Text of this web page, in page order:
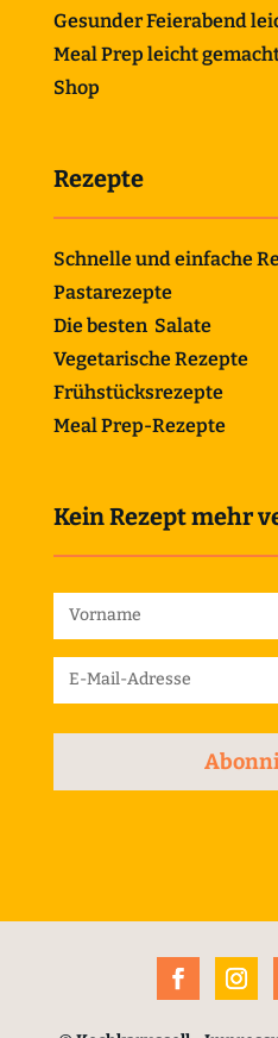
Gesunder Feierabend
Meal Prep leicht
Shop
Rezepte
Schnelle und einfache
Pastarezepte
Die besten Salate
Vegetarische Rezepte
Frühstücksrezepte
Meal Prep-Rezepte
Kein Rezept mehr